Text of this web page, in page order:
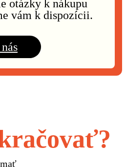
otázky k nákupu
vám k dispozícii.